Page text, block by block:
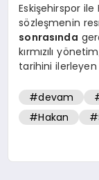
Eskişehirspor ile
sözleşmenin
sonrasında
kırmızılı
tarihini
#devam
#Hakan